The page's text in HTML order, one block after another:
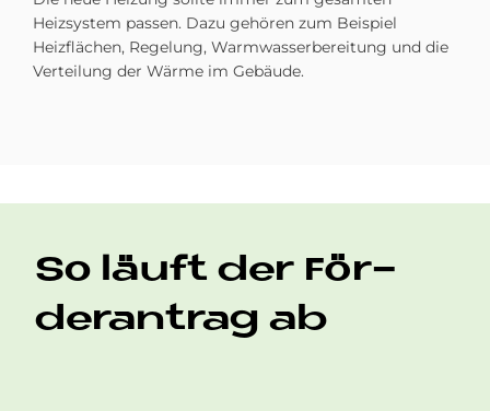
Heizsystem passen. Dazu gehören zum Beispiel
Heizflächen, Regelung, Warmwasserbereitung und die
Verteilung der Wärme im Gebäude.
So läuft der För­
der­an­trag ab